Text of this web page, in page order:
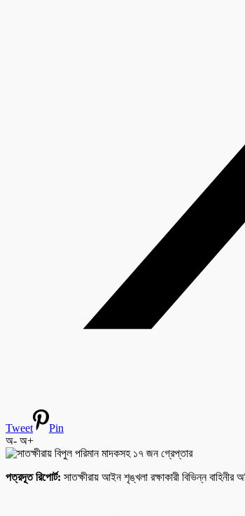
Tweet
Pin
অ- অ+
পত্রদূত রিপোর্ট: সাতক্ষীরায় আইন শৃঙ্খলা রক্ষাকারী বিভিন্ন